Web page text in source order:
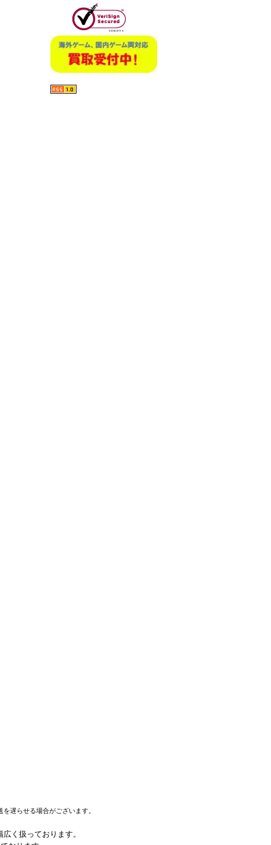
遅らせる場合がございます。
く扱っております。